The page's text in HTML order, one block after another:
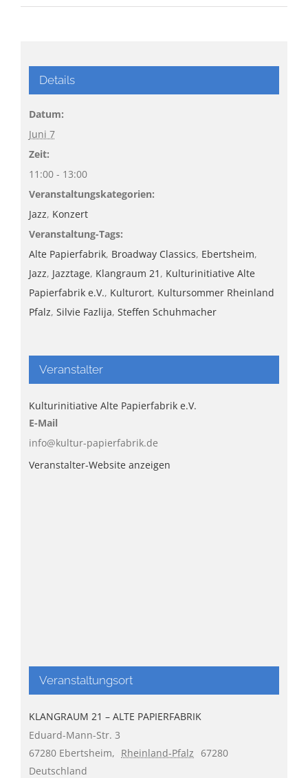
Details
Datum:
Juni 7
Zeit:
11:00 - 13:00
Veranstaltungskategorien:
Jazz, Konzert
Veranstaltung-Tags:
Alte Papierfabrik, Broadway Classics, Ebertsheim,
Jazz, Jazztage, Klangraum 21 , Kulturinitiative Alte
Papierfabrik e.V., Kulturort, Kultursommer Rheinland
Pfalz, Silvie Fazlija, Steffen Schuhmacher
Veranstalter
Kulturinitiative Alte Papierfabrik e.V.
E-Mail
info@kultur-papierfabrik.de
Veranstalter-Website anzeigen
Veranstaltungsort
KLANGRAUM 21 – ALTE PAPIERFABRIK
Eduard-Mann-Str. 3
67280 Ebertsheim, Rheinland-Pfalz
67280
Deutschland